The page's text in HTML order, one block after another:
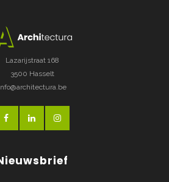
Lazarijstraat 168
3500 Hasselt